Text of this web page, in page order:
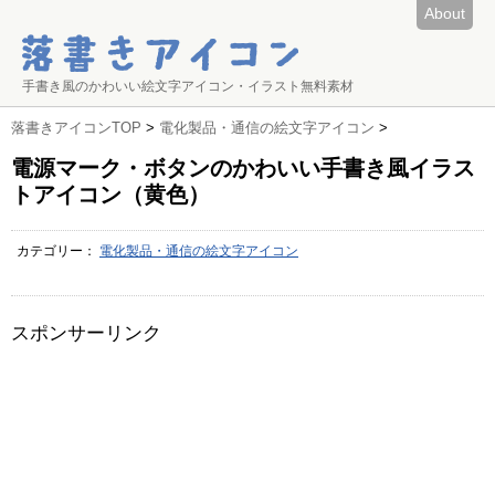
About
手書き風のかわいい絵文字アイコン・イラスト無料素材
落書きアイコンTOP > 電化製品・通信の絵文字アイコン >
電源マーク・ボタンのかわいい手書き風イラス
トアイコン（黄色）
カテゴリー： 電化製品・通信の絵文字アイコン
スポンサーリンク